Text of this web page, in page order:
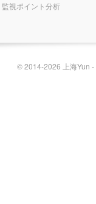
監視ポイント分析
© 2014-2026 上海Yun